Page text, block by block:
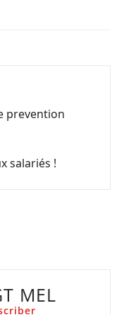
prevention
salariés !
MEL